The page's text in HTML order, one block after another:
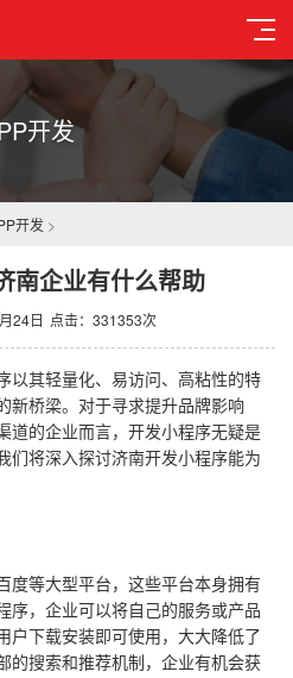
开发
开发 >
南企业有什么帮助
24日 点击：331353次
以其轻量化、易访问、高粘性的特
新桥梁。对于寻求提升品牌影响
道的企业而言，开发小程序无疑是
们将深入探讨济南开发小程序能为
度等大型平台，这些平台本身拥有
序，企业可以将自己的服务或产品
户下载安装即可使用，大大降低了
的搜索和推荐机制，企业有机会获